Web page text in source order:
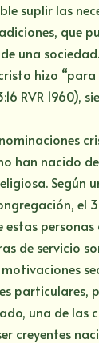
suplir las
que
una
hizo
RVR 1960),
han nacido
Según
el
de servicio
una de las
creyentes